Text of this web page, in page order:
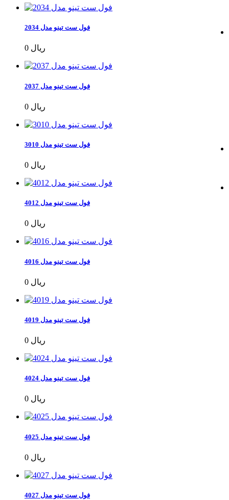
فول ست تینو مدل 2034
0 ریال
فول ست تینو مدل 2037
0 ریال
فول ست تینو مدل 3010
0 ریال
فول ست تینو مدل 4012
0 ریال
فول ست تینو مدل 4016
0 ریال
فول ست تینو مدل 4019
0 ریال
فول ست تینو مدل 4024
0 ریال
فول ست تینو مدل 4025
0 ریال
فول ست تینو مدل 4027